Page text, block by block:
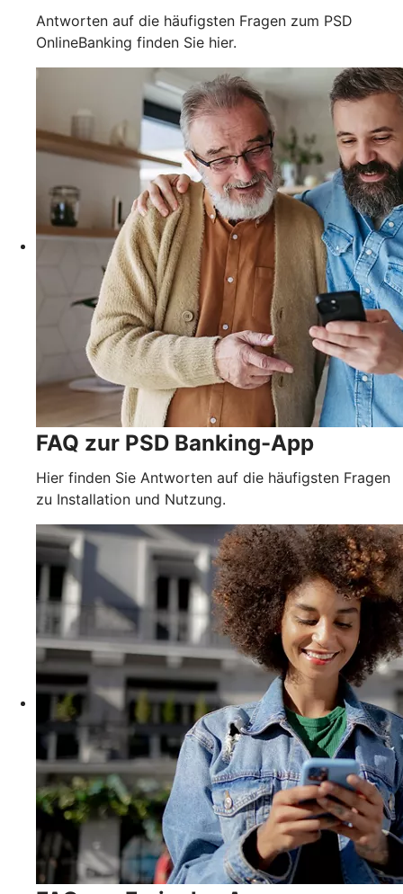
Antworten auf die häufigsten Fragen zum PSD
OnlineBanking finden Sie hier.
FAQ zur PSD Banking-App
Hier finden Sie Antworten auf die häufigsten Fragen
zu Installation und Nutzung.